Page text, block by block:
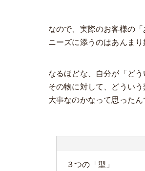
なので、実際のお客様の
ニーズに添うのはあんま
なるほどな、自分が「ど
その物に対して、どうい
大事なのかなって思ったん
３つの「型」